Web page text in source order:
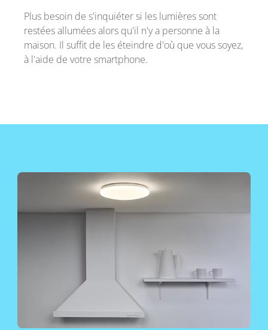
Plus besoin de s'inquiéter si les lumières sont
restées allumées alors qu'il n'y a personne à la
maison. Il suffit de les éteindre d'où que vous soyez,
à l'aide de votre smartphone.